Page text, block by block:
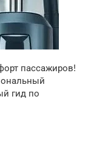
пассажиров!
гид по